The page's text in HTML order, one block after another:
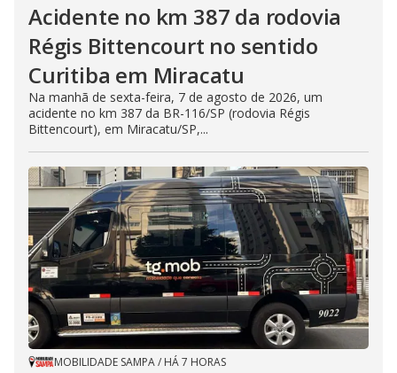
Acidente no km 387 da rodovia
Régis Bittencourt no sentido
Curitiba em Miracatu
Na manhã de sexta-feira, 7 de agosto de 2026, um
acidente no km 387 da BR-116/SP (rodovia Régis
Bittencourt), em Miracatu/SP,...
MOBILIDADE SAMPA/ HÁ 7 HORAS